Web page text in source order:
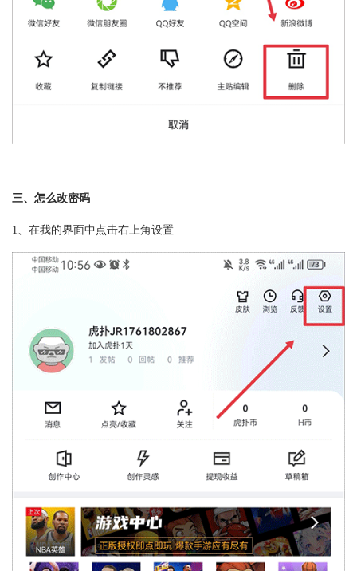
三、怎么改密码
1、在我的界面中点击右上角设置